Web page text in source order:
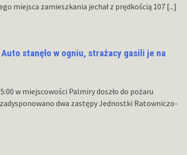
miejsca zamieszkania jechał z prędkością 107 [...]
stanęło w ogniu, strażacy gasili je na
w miejscowości Palmiry doszło do pożaru
dwa zastępy Jednostki Ratowniczo-